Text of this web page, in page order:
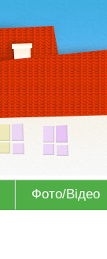
Фото/Відео